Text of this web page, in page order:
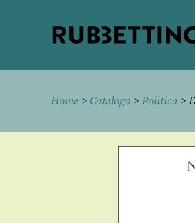
Home > Catalogo > Politica>